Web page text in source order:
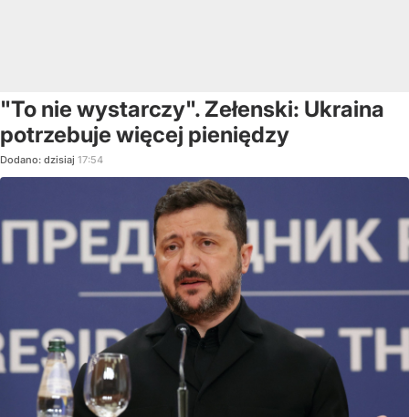
"To nie wystarczy". Zełenski: Ukraina
potrzebuje więcej pieniędzy
Dodano: dzisiaj 17:54